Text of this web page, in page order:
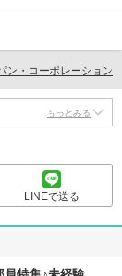
ン・コーポレーション
もっとみる
LINEで送る